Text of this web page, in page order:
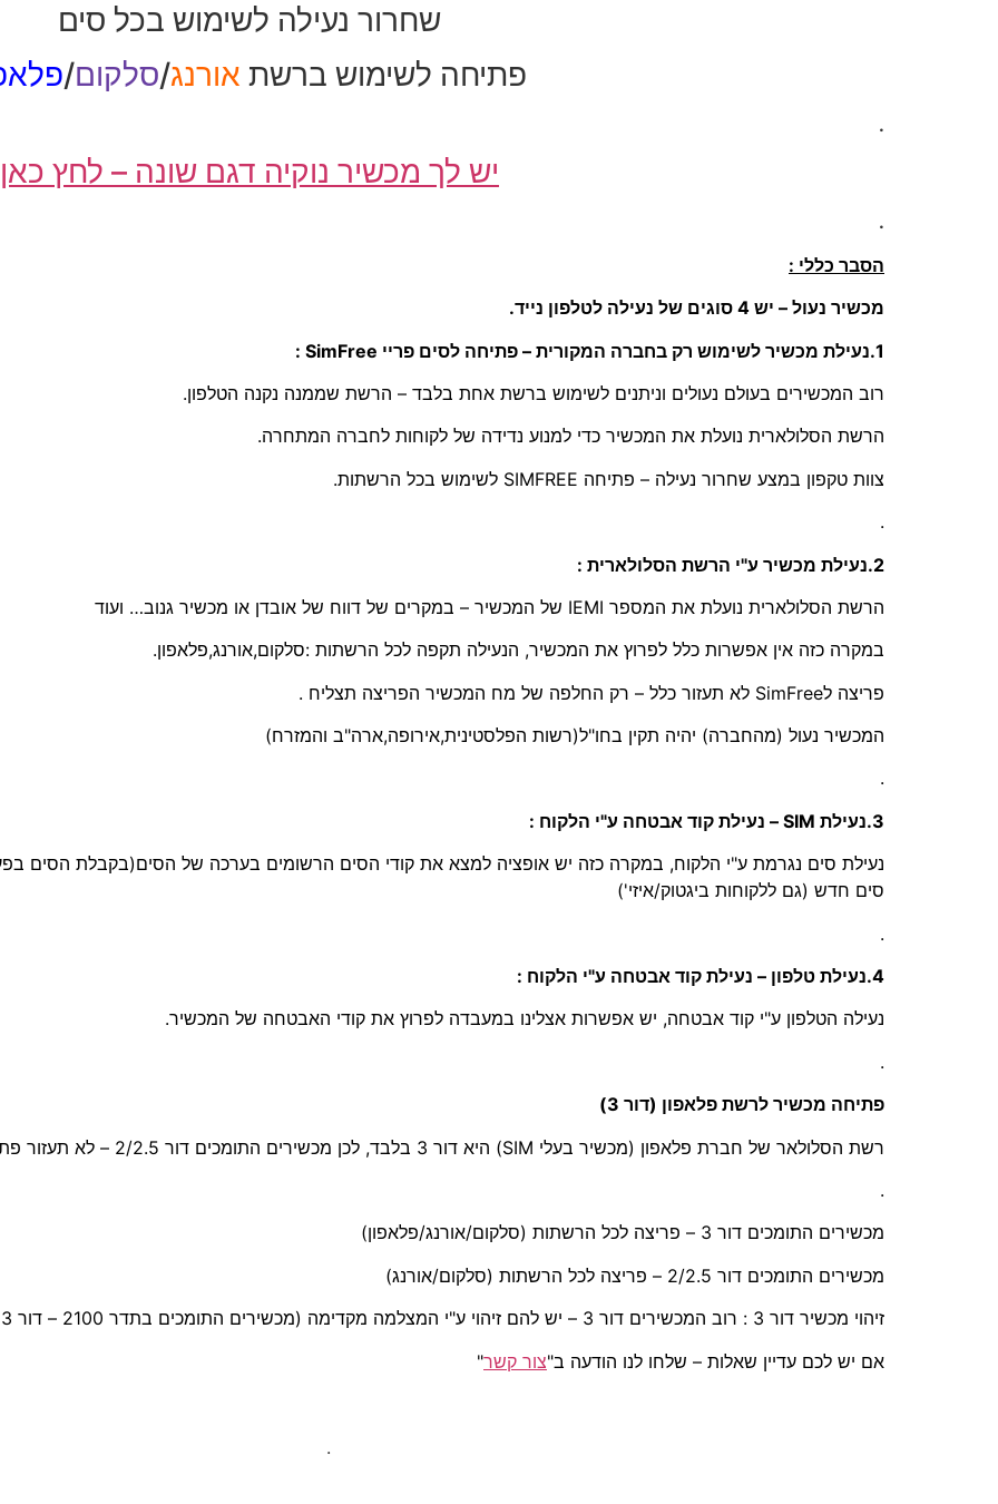
שחרור נעילה לשימוש בכל סים
פתיחה לשימוש ברשת אורנג/סלקום/
.
יש לך מכשיר נוקיה דגם שונה – לחץ כאן
.
הסבר כללי :
מכשיר נעול – יש 4 סוגים של נעילה לטלפון נייד.
1.נעילת מכשיר לשימוש רק בחברה המקורית – פתיחה לסים פריי SimFree :
רוב המכשירים בעולם נעולים וניתנים לשימוש ברשת אחת בלבד – הרשת שממנה נקנה הטלפון.
הרשת הסלולארית נועלת את המכשיר כדי למנוע נדידה של לקוחות לחברה המתחרה.
צוות טקפון במצע שחרור נעילה – פתיחה SIMFREE לשימוש בכל הרשתות.
.
2.נעילת מכשיר ע"י הרשת הסלולארית :
הרשת הסלולארית נועלת את המספר IEMI של המכשיר – במקרים של דווח של אובדן או מכשיר גנוב… ועוד
במקרה כזה אין אפשרות כלל לפרוץ את המכשיר, הנעילה תקפה לכל הרשתות :סלקום,אורנג,פלאפון.
פריצה לSimFree לא תעזור כלל – רק החלפה של מח המכשיר הפריצה תצליח .
המכשיר נעול (מהחברה) יהיה תקין בחו"ל(רשות הפלסטינית,אירופה,ארה"ב והמזרח)
.
3.נעילת SIM – נעילת קוד אבטחה ע"י הלקוח :
נעילת סים נגרמת ע"י הלקוח, במקרה כזה יש אופציה למצא את קודי הסים הרשומים בערכה של הסים(בקבלת הסים
סים חדש (גם ללקוחות ביגטוק/איזי')
.
4.נעילת טלפון – נעילת קוד אבטחה ע"י הלקוח :
נעילה הטלפון ע"י קוד אבטחה, יש אפשרות אצלינו במעבדה לפרוץ את קודי האבטחה של המכשיר.
.
פתיחה מכשיר לרשת פלאפון (דור 3)
רשת הסלולאר של חברת פלאפון (מכשיר בעלי SIM) היא דור 3 בלבד, לכן מכשירים התומכים דור 2/2.5 – לא תעזור פתיחה של המכשיר !
.
מכשירים התומכים דור 3 – פריצה לכל הרשתות (סלקום/אורנג/פלאפון)
מכשירים התומכים דור 2/2.5 – פריצה לכל הרשתות (סלקום/אורנג)
זיהוי מכשיר דור 3 : רוב המכשירים דור 3 – יש להם זיהוי ע"י המצלמה מקדימה (מכשירים התומכים בתדר 2100 – דור 3).
אם יש לכם עדיין שאלות – שלחו לנו הודעה ב"צור קשר"
.